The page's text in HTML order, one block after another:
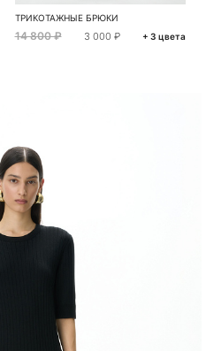
ТРИКОТАЖНЫЕ БРЮКИ
14 800 ₽ 3 000 ₽ + 3 цвета